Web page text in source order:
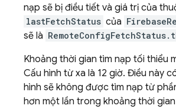
nạp sẽ bị điều tiết và giá trị của
lastFetchStatus của
sẽ là
Khoảng thời gian tìm nạp tối thiểu
Cấu hình từ xa là 12 giờ. Điều này
hình sẽ không được tìm nạp từ
hơn một lần trong khoảng thời